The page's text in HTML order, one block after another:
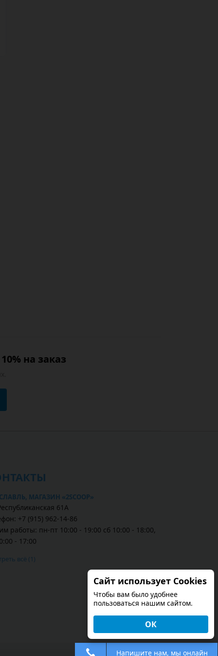
на заказ
МАГАЗИН «2SCOOP»
61А
+7 (915) 962-14-86
работы: пн-пт 10:00 - 19:00 сб 10:00 - 18:00,
- 17:00
всё (1)
Напишите нам, мы онлайн
Сайт использует Cookies
Чтобы вам было удобнее
пользоваться нашим сайтом.
ОК